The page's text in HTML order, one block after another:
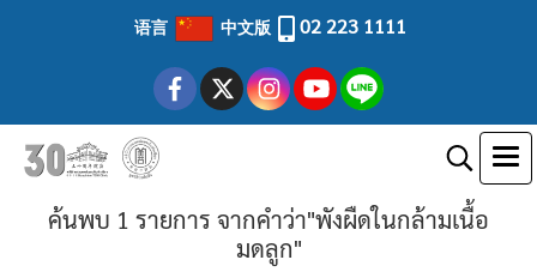
语言 中文版 02 223 1111
ค้นพบ 1 รายการ จากคำว่า"พังผืดในกล้ามเนื้อ
มดลูก"